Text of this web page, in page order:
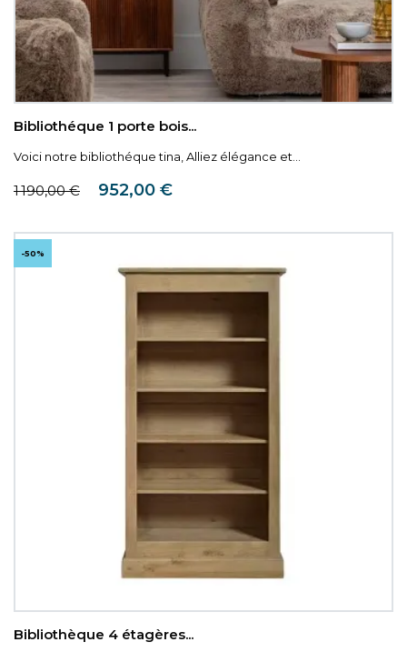
Bibliothéque 1 porte bois...
Voici notre bibliothéque tina, Alliez élégance et...
Prix de base
1 190,00 € Prix
952,00 €
Bibliothèque 4 étagères...
-50%